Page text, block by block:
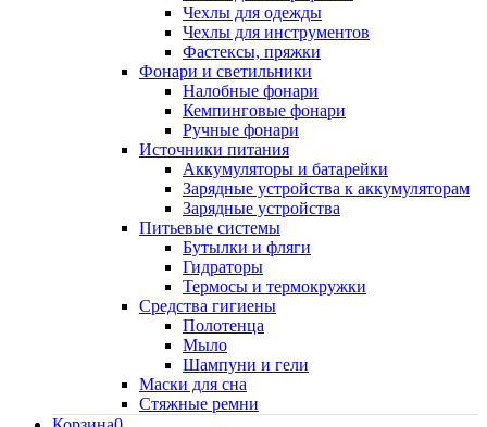
Чехлы для одежды
Чехлы для инструментов
Фастексы, пряжки
Фонари и светильники
Налобные фонари
Кемпинговые фонари
Ручные фонари
Источники питания
Аккумуляторы и батарейки
Зарядные устройства к аккумуляторам
Зарядные устройства
Питьевые системы
Бутылки и фляги
Гидраторы
Термосы и термокружки
Средства гигиены
Полотенца
Мыло
Шампуни и гели
Маски для сна
Стяжные ремни